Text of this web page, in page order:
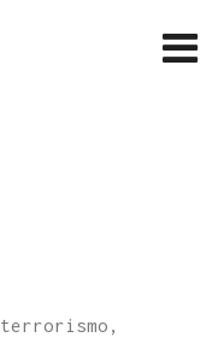
terrorismo ,